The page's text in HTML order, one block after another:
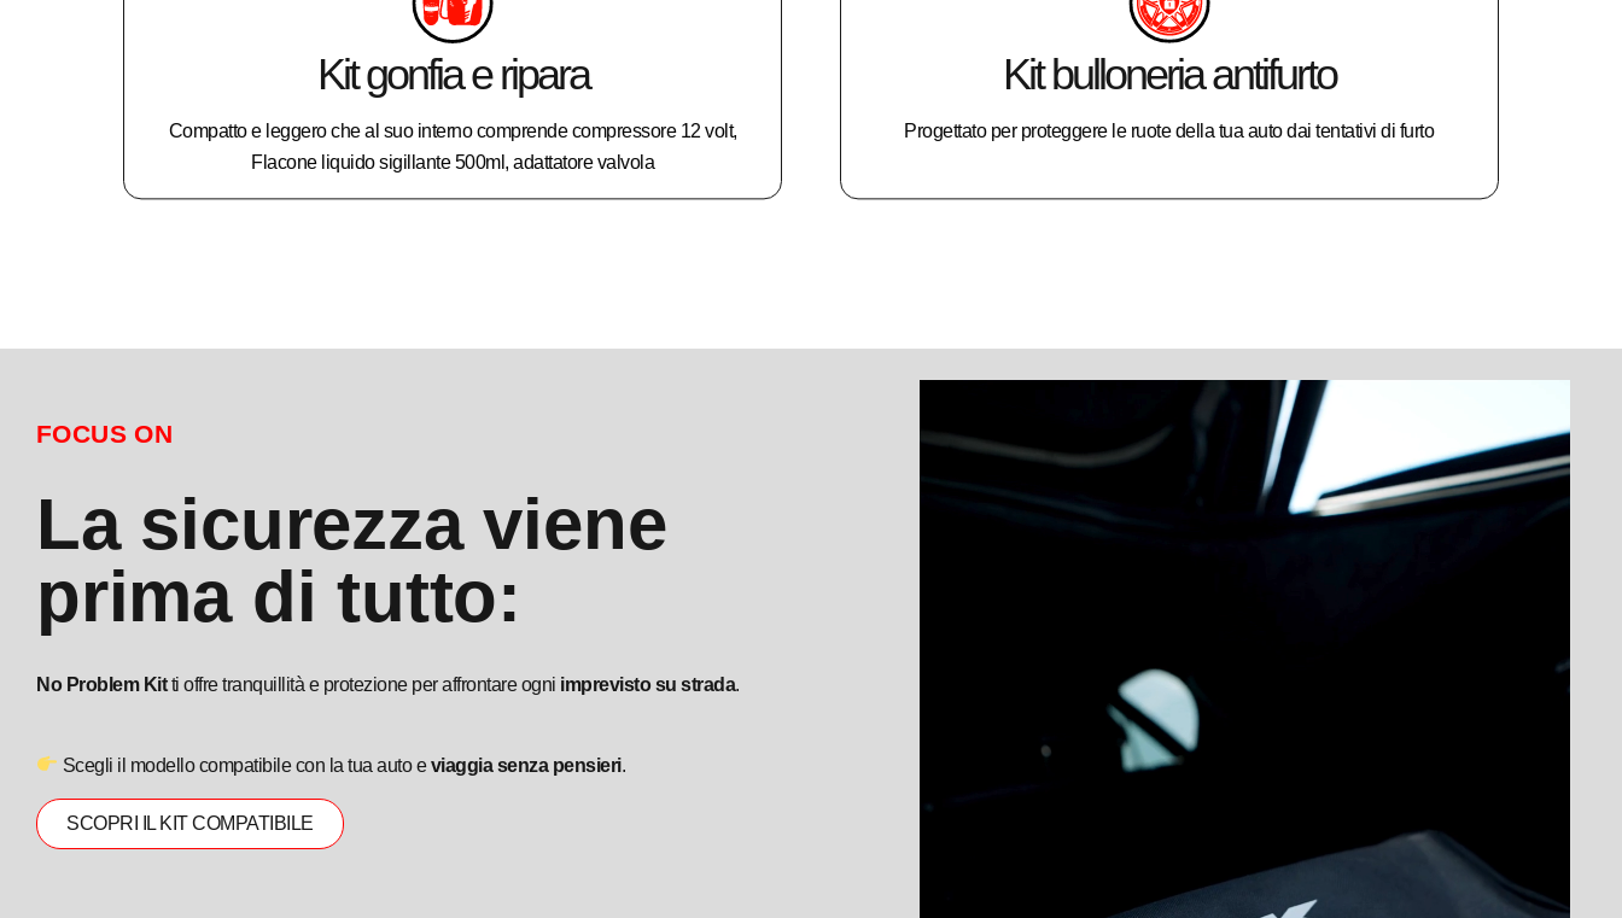
Kit gonfia e ripara
Compatto e leggero che al suo interno comprende compressore 12 volt,
Flacone liquido sigillante 500ml, adattatore valvola
Kit bulloneria antifurto
Progettato per proteggere le ruote della tua auto dai tentativi di furto
FOCUS ON
La sicurezza viene
prima di tutto:
No Problem Kitti offre tranquillità e protezione per affrontare ogni imprevisto su strada.
Scegli il modello compatibile con la tua auto eviaggia senza pensieri.
SCOPRI IL KIT COMPATIBILE